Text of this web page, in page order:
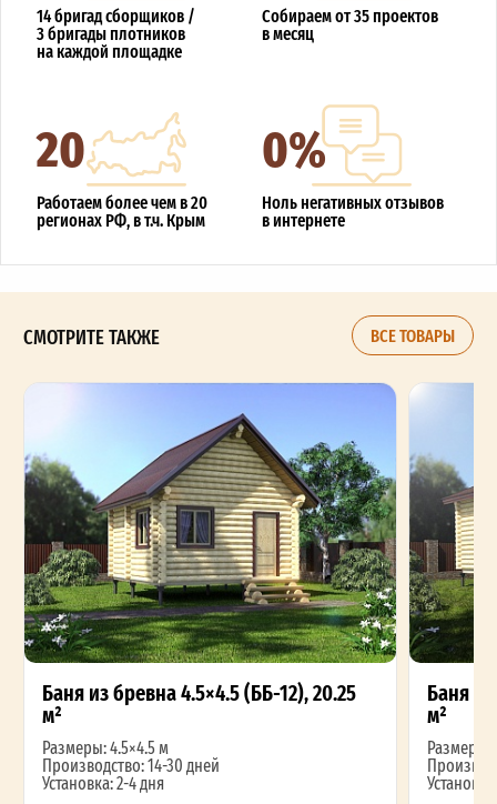
14 бригад сборщиков /
3 бригады плотников
на каждой площадке
Собираем от 35 проектов
в месяц
20
Работаем более чем в 20
регионах РФ, в т.ч. Крым
0%
Ноль негативных отзывов
в интернете
СМОТРИТЕ ТАКЖЕ ВСЕ ТОВАРЫ
Баня из бревна 4.5×4.5 (ББ-12), 20.25
м²
Размеры: 4.5×4.5 м
Производство: 14-30 дней
Установка: 2-4 дня
Баня
м²
Размеры: